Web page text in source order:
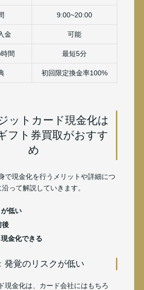
9:00~20:00
金 可能
間 最短5分
初回限定換金率100%
ットカード現金化は
フト券買取がおすす
め
で現金化を行うメリットや詳細につ
って解説していきます。
低い
後
金化できる
発覚のリスクが低い
現金化は、カード会社にはもちろ